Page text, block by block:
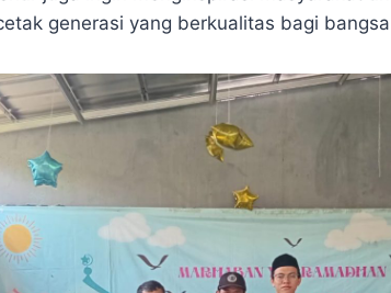
generasi yang berkualitas bagi